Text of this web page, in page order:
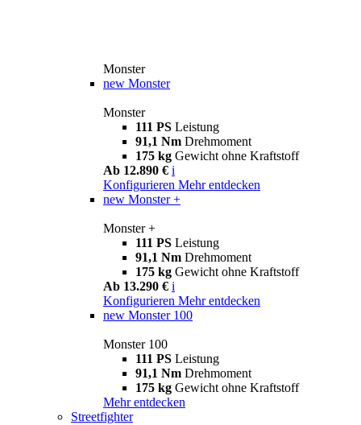
Monster
new Monster
Monster
111 PS Leistung
91,1 Nm Drehmoment
175 kg Gewicht ohne Kraftstoff
Ab 12.890 € i
Konfigurieren Mehr entdecken
new Monster +
Monster +
111 PS Leistung
91,1 Nm Drehmoment
175 kg Gewicht ohne Kraftstoff
Ab 13.290 € i
Konfigurieren Mehr entdecken
new Monster 100
Monster 100
111 PS Leistung
91,1 Nm Drehmoment
175 kg Gewicht ohne Kraftstoff
Mehr entdecken
Streetfighter